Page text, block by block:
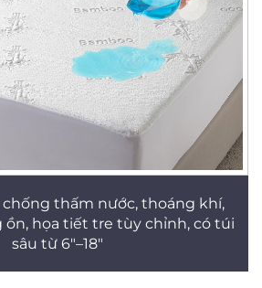
chống thấm nước, thoáng khí,
họa tiết tre tùy chỉnh, có túi
sâu từ 6"–18"